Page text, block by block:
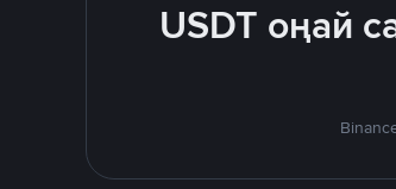
USDT оңай